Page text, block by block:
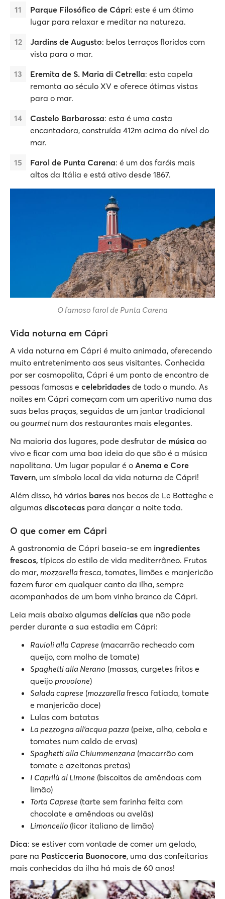
Parque Filosófico de Cápri: este é um ótimo
lugar para relaxar e meditar na natureza.
Jardins de Augusto: belos terraços floridos com
vista para o mar.
Eremita de S. Maria di Cetrella: esta capela
remonta ao século XV e oferece ótimas vistas
para o mar.
Castelo Barbarossa: esta é uma casta
encantadora, construída 412m acima do nível do
mar.
Farol de Punta Carena: é um dos faróis mais
altos da Itália e está ativo desde 1867.
O famoso farol de Punta Carena
Vida noturna em Cápri
A vida noturna em Cápri é muito animada, oferecendo
muito entretenimento aos seus visitantes. Conhecida
por ser cosmopolita, Cápri é um ponto de encontro de
pessoas famosas e celebridades de todo o mundo. As
noites em Cápri começam com um aperitivo numa das
suas belas praças, seguidas de um jantar tradicional
ou gourmetnum dos restaurantes mais elegantes.
Na maioria dos lugares, pode desfrutar de música ao
vivo e ficar com uma boa ideia do que são é a música
napolitana. Um lugar popular é o Anema e Core
Tavern, um símbolo local da vida noturna de Cápri!
Além disso, há vários bares nos becos de Le Botteghe e
algumas discotecas para dançar a noite toda.
O que comer em Cápri
A gastronomia de Cápri baseia-se em ingredientes
frescos, típicos do estilo de vida mediterrâneo. Frutos
do mar, mozzarellafresca, tomates, limões e manjericão
fazem furor em qualquer canto da ilha, sempre
acompanhados de um bom vinho branco de Cápri.
Leia mais abaixo algumas delícias que não pode
perder durante a sua estadia em Cápri:
Ravioli alla Caprese (macarrão recheado com
queijo, com molho de tomate)
Spaghetti alla Nerano (massas, curgetes fritos e
queijo provolone)
Salada caprese (mozzarellafresca fatiada, tomate
e manjericão doce)
Lulas com batatas
La pezzogna all'acqua pazza (peixe, alho, cebola e
tomates num caldo de ervas)
Spaghetti alla Chiummenzana (macarrão com
tomate e azeitonas pretas)
I Caprilù al Limone (biscoitos de amêndoas com
limão)
Torta Caprese (tarte sem farinha feita com
chocolate e amêndoas ou avelãs)
Limoncello (licor italiano de limão)
Dica: se estiver com vontade de comer um gelado,
pare na Pasticceria Buonocore, uma das confeitarias
mais conhecidas da ilha há mais de 60 anos!